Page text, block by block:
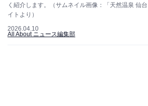
く紹介します。（サムネイル画像：「天然温泉 仙
イトより）
2026.04.10
All About ニュース編集部